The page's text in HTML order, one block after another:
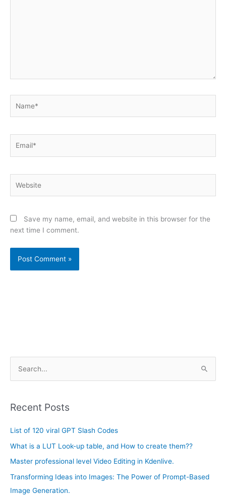
Save my name, email, and website in this browser for the
next time I comment.
r
o
r
:
Recent Posts
List of 120 viral GPT Slash Codes
What is a LUT Look-up table, and How to create them??
Master professional level Video Editing in Kdenlive.
Transforming Ideas into Images: The Power of Prompt-Based
Image Generation.
h
v
e
s